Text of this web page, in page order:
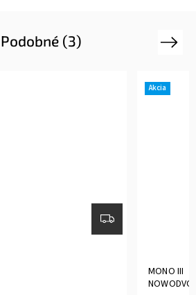
Podobné (3)
Akcia
MONO III
Next